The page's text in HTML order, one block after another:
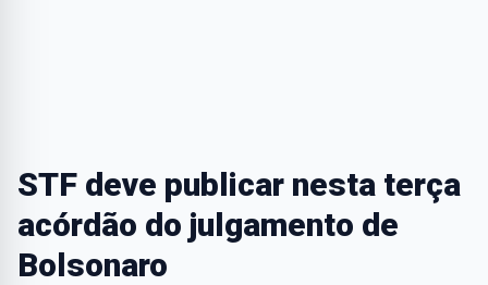
STF deve publicar nesta terça
acórdão do julgamento de
Bolsonaro